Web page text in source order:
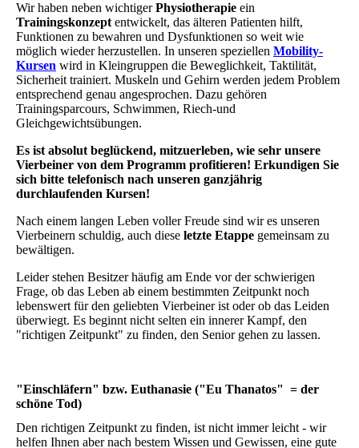
Wir haben neben wichtigerPhysiotherapie ein
Trainingskonzept entwickelt, das älteren Patienten hilft,
Funktionen zu bewahren und Dysfunktionen so weit wie
möglich wieder herzustellen. In unseren speziellen Mobility-
Kursen wird in Kleingruppen die Beweglichkeit, Taktilität,
Sicherheit trainiert. Muskeln und Gehirn werden jedem Problem
entsprechend genau angesprochen. Dazu gehören
Trainingsparcours, Schwimmen, Riech-und
Gleichgewichtsübungen.
Es ist absolut beglückend, mitzuerleben, wie sehr unsere
Vierbeiner von dem Programm profitieren! Erkundigen Sie
sich bitte telefonisch nach unseren ganzjährig
durchlaufenden Kursen!
Nach einem langen Leben voller Freude sind wir es unseren
Vierbeinern schuldig, auch diese letzte Etappe gemeinsam zu
bewältigen.
Leider stehen Besitzer häufig am Ende vor der schwierigen
Frage, ob das Leben ab einem bestimmten Zeitpunkt noch
lebenswert für den geliebten Vierbeiner ist oder ob das Leiden
überwiegt. Es beginnt nicht selten ein innerer Kampf, den
"richtigen Zeitpunkt" zu finden, den Senior gehen zu lassen.
"Einschläfern" bzw. Euthanasie ("Eu Thanatos" = der
schöne Tod)
Den richtigen Zeitpunkt zu finden, ist nicht immer leicht - wir
helfen Ihnen aber nach bestem Wissen und Gewissen, eine gute